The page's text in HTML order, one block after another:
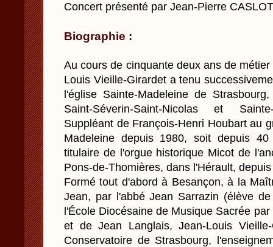
Concert présenté par Jean-Pierre
Biographie :
Au cours de cinquante deux ans de
Louis Vieille-Girardet a tenu
l'église Sainte-Madeleine de
Saint-Séverin-Saint-Nicolas et
Suppléant de François-Henri Houbart au
Madeleine depuis 1980, soit depuis
titulaire de l'orgue historique Micot de
Pons-de-Thomières, dans l'Hérault,
Formé tout d'abord à Besançon, à la
Jean, par l'abbé Jean Sarrazin (élève
l'École Diocésaine de Musique Sacrée
et de Jean Langlais, Jean-Louis
Conservatoire de Strasbourg,